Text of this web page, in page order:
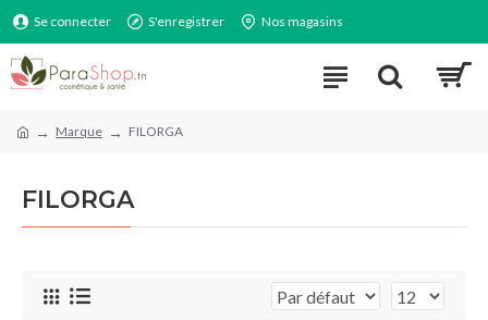
Se connecter S'enregistrer Nos magasins
Marque FILORGA
FILORGA